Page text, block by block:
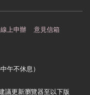
上申辦 意見信箱
午不休息）
議更新瀏覽器至以下版